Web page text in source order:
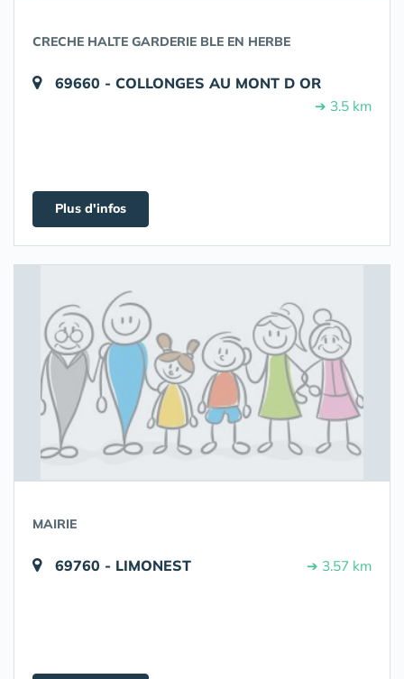
CRECHE HALTE GARDERIE BLE EN HERBE
69660 - COLLONGES AU MONT D OR
➔ 3.5 km
Plus d'infos
MAIRIE
69760 - LIMONEST ➔ 3.57 km